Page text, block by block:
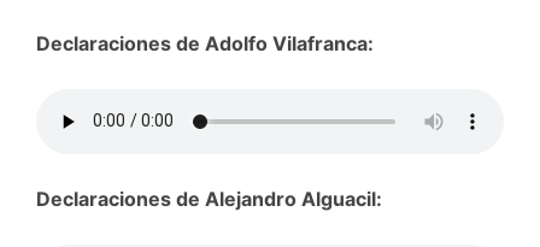
Declaraciones de Adolfo Vilafranca:
Declaraciones de Alejandro Alguacil: